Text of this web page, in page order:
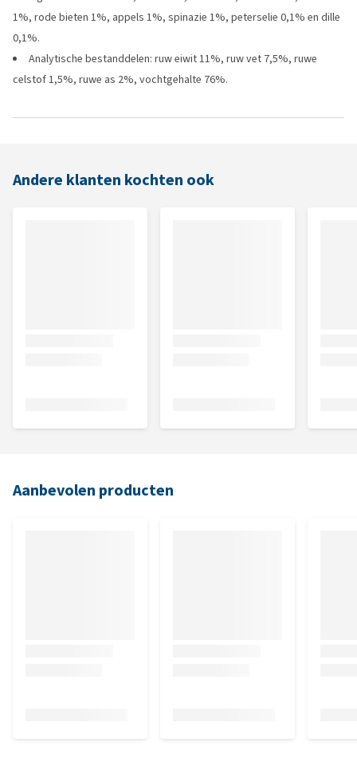
1%, rode bieten 1%, appels 1%, spinazie 1%, peterselie 0,1% en dille
0,1%.
Analytische bestanddelen: ruw eiwit 11%, ruw vet 7,5%, ruwe
celstof 1,5%, ruwe as 2%, vochtgehalte 76%.
Andere klanten kochten ook
Aanbevolen producten